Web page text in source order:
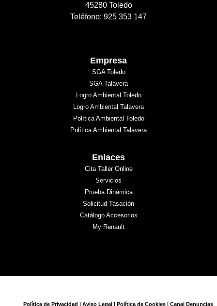
45280 Toledo
Teléfono: 925 353 147
Empresa
SGA Toledo
SGA Talavera
Logro Ambiental Toledo
Logro Ambiental Talavera
Política Ambiental Toledo
Política Ambiental Talavera
Enlaces
Cita Taller Online
Servicios
Prueba Dinámica
Solicitud Tasación
Catálogo Accesorios
My Renault
Política de Privacidad | Aviso Legal | Política de Cookies | Canal Denuncias